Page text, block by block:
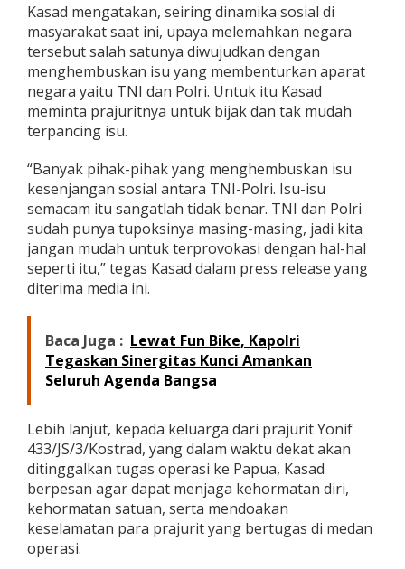
l
a
r
g
a
,
a
d
I
n
g
a
t
W
a
s
p
a
i
U
p
a
y
a
Kasad mengatakan, seiring dinamika sosial di
masyarakat saat ini, upaya melemahkan negara
tersebut salah satunya diwujudkan dengan
menghembuskan isu yang membenturkan aparat
negara yaitu TNI dan Polri. Untuk itu Kasad
meminta prajuritnya untuk bijak dan tak mudah
terpancing isu.
“Banyak pihak-pihak yang menghembuskan isu
kesenjangan sosial antara TNI-Polri. Isu-isu
semacam itu sangatlah tidak benar. TNI dan Polri
sudah punya tupoksinya masing-masing, jadi kita
jangan mudah untuk terprovokasi dengan hal-hal
seperti itu,” tegas Kasad dalam press release yang
diterima media ini.
Baca Juga : Lewat Fun Bike, Kapolri
Tegaskan Sinergitas Kunci Amankan
Seluruh Agenda Bangsa
Lebih lanjut, kepada keluarga dari prajurit Yonif
433/JS/3/Kostrad, yang dalam waktu dekat akan
ditinggalkan tugas operasi ke Papua, Kasad
berpesan agar dapat menjaga kehormatan diri,
kehormatan satuan, serta mendoakan
keselamatan para prajurit yang bertugas di medan
operasi.